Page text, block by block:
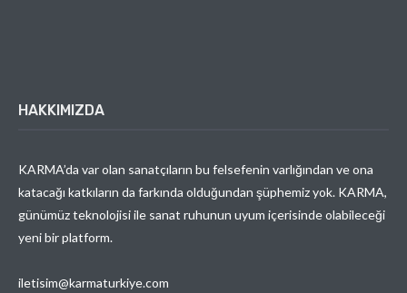
HAKKIMIZDA
KARMA’da var olan sanatçıların bu felsefenin varlığından ve ona
katacağı katkıların da farkında olduğundan şüphemiz yok. KARMA,
günümüz teknolojisi ile sanat ruhunun uyum içerisinde olabileceği
yeni bir platform.
iletisim@karmaturkiye.com